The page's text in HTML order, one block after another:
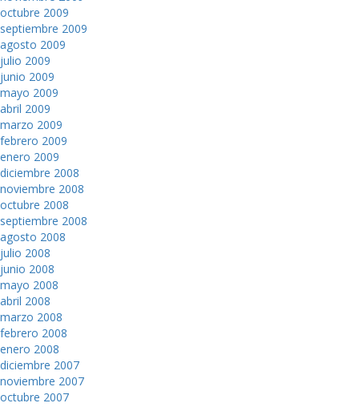
octubre 2009
septiembre 2009
agosto 2009
julio 2009
junio 2009
mayo 2009
abril 2009
marzo 2009
febrero 2009
enero 2009
diciembre 2008
noviembre 2008
octubre 2008
septiembre 2008
agosto 2008
julio 2008
junio 2008
mayo 2008
abril 2008
marzo 2008
febrero 2008
enero 2008
diciembre 2007
noviembre 2007
octubre 2007